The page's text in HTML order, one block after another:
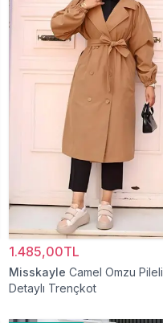
1.485,00TL
Misskayle Camel Omzu Pileli
Detaylı Trençkot